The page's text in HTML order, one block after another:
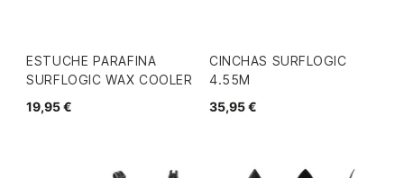
ESTUCHE PARAFINA
SURFLOGIC WAX COOLER
19,95 €
CINCHAS SURFLOGIC
4.55M
35,95 €